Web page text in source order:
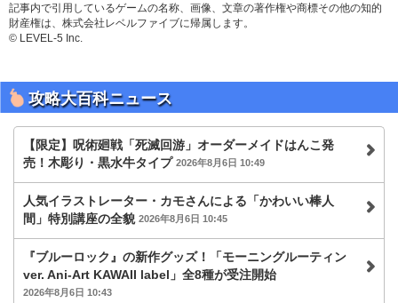
記事内で引用しているゲームの名称、画像、文章の著作権や商標その他の知的
財産権は、株式会社レベルファイブに帰属します。
© LEVEL-5 Inc.
攻略大百科ニュース
【限定】呪術廻戦「死滅回游」オーダーメイドはんこ発
売！木彫り・黒水牛タイプ 2026年8月6日 10:49
人気イラストレーター・カモさんによる「かわいい棒人
間」特別講座の全貌 2026年8月6日 10:45
『ブルーロック』の新作グッズ！「モーニングルーティン
ver. Ani-Art KAWAII label」全8種が受注開始
2026年8月6日 10:43